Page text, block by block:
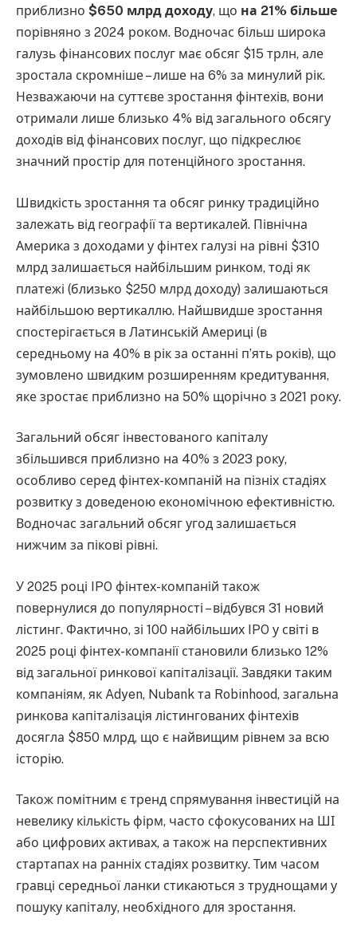
приблизно $650 млрд доходу, що на 21% більше
порівняно з 2024 роком. Водночас більш широка
галузь фінансових послуг має обсяг $15 трлн, але
зростала скромніше – лише на 6% за минулий рік.
Незважаючи на суттєве зростання фінтехів, вони
отримали лише близько 4% від загального обсягу
доходів від фінансових послуг, що підкреслює
значний простір для потенційного зростання.
Швидкість зростання та обсяг ринку традиційно
залежать від географії та вертикалей. Північна
Америка з доходами у фінтех галузі на рівні $310
млрд залишається найбільшим ринком, тоді як
платежі (близько $250 млрд доходу) залишаються
найбільшою вертикаллю. Найшвидше зростання
спостерігається в Латинській Америці (в
середньому на 40% в рік за останні п’ять років), що
зумовлено швидким розширенням кредитування,
яке зростає приблизно на 50% щорічно з 2021 року.
Загальний обсяг інвестованого капіталу
збільшився приблизно на 40% з 2023 року,
особливо серед фінтех-компаній на пізніх стадіях
розвитку з доведеною економічною ефективністю.
Водночас загальний обсяг угод залишається
нижчим за пікові рівні.
У 2025 році IPO фінтех-компаній також
повернулися до популярності – відбувся 31 новий
лістинг. Фактично, зі 100 найбільших IPO у світі в
2025 році фінтех-компанії становили близько 12%
від загальної ринкової капіталізації. Завдяки таким
компаніям, як Adyen, Nubank та Robinhood, загальна
ринкова капіталізація лістингованих фінтехів
досягла $850 млрд, що є найвищим рівнем за всю
історію.
Також помітним є тренд спрямування інвестицій на
невелику кількість фірм, часто сфокусованих на ШІ
або цифрових активах, а також на перспективних
стартапах на ранніх стадіях розвитку. Тим часом
гравці середньої ланки стикаються з труднощами у
пошуку капіталу, необхідного для зростання.